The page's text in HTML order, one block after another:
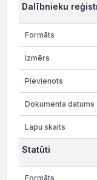
Dalībnieku
Statūti